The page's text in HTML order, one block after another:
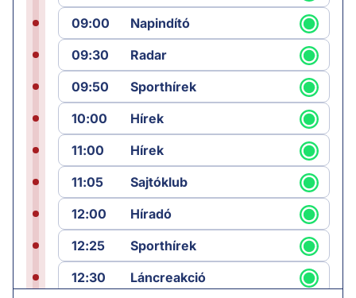
09:00
Napindító
09:30
Radar
09:50
Sporthírek
10:00
Hírek
11:00
Hírek
11:05
Sajtóklub
12:00
Híradó
12:25
Sporthírek
12:30
Láncreakció